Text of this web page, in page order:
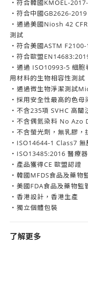
・符合韓國KMOEL-
・ 符合中國GB2626-
・通過美國Niosh 42
測試
・符合美國ASTM
・符合歐盟
・通過 ISO10993-5 細
用材料的生物相容性測試
・通過微生物淨潔測試
・採用安全性最高的色母
・不含235項 SVHC 高關
・不含偶氮染料 No
・不含螢光劑，無乳膠，
・ISO14644-1 Class7
・ISO13485:2016 醫療
・產品獲得CE 歐盟認證
・韓國MFDS食品及藥
・美國FDA食品及藥物
・香港設計，香港生產
・獨立個體包裝
了解更多